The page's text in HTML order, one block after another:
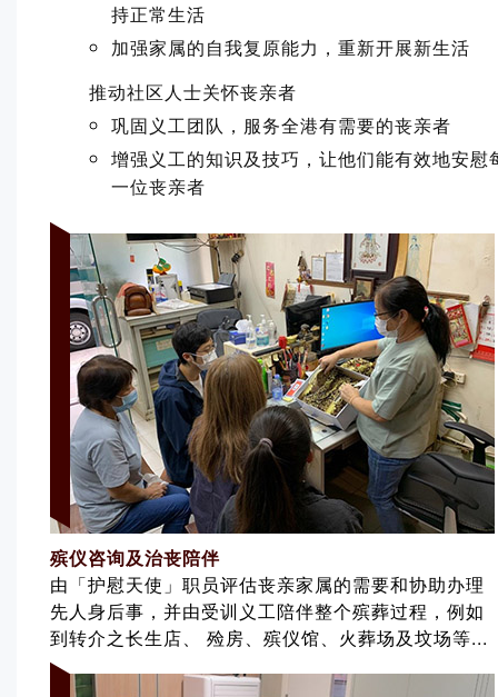
持正常生活
加强家属的自我复原能力，重新开展新生活
推动社区人士关怀丧亲者
巩固义工团队，服务全港有需要的丧亲者
增强义工的知识及技巧，让他们能有效地安慰
一位丧亲者
殡仪咨询及治丧陪伴
由「护慰天使」职员评估丧亲家属的需要和协助办理
先人身后事，并由受训义工陪伴整个殡葬过程，例如
到转介之长生店、 殓房、殡仪馆、火葬场及坟场等...